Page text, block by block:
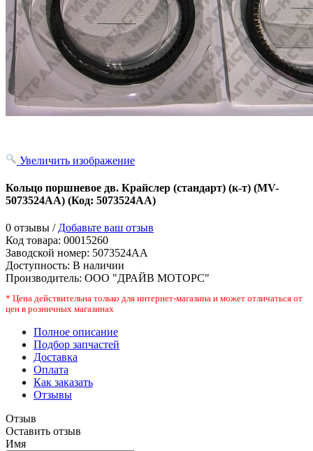
Увеличить изображение
Кольцо поршневое дв. Крайслер (стандарт) (к-т) (MV-
5073524AA) (Код: 5073524АА)
0 отзывы / Добавьте ваш отзыв
Код товара: 00015260
Заводской номер: 5073524АА
Доступность: В наличии
Производитель: ООО "ДРАЙВ МОТОРС"
* Цена действительна только для интернет-магазина и может отличаться от
цен в розничных магазинах
Полное описание
Подбор запчастей
Доставка
Оплата
Как заказать
Отзывы
Отзыв
Оставить отзыв
Имя